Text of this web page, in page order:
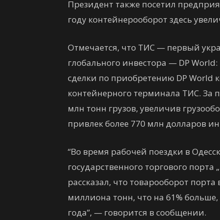
Президент также посетил
году контейнерооборот здесь
Отмечается, что ТИС — первый
глобального инвестора — DP
сделки по приобретению DP World
контейнерного терминала ТИС. За
млн тонн грузов, увеличив
привлек более 770 млн долларов
“Во время рабочей поездки в
государственного торгового
рассказал, что товарооборот
миллиона тонн, что на 61%
года”, — говорится в сообщении.